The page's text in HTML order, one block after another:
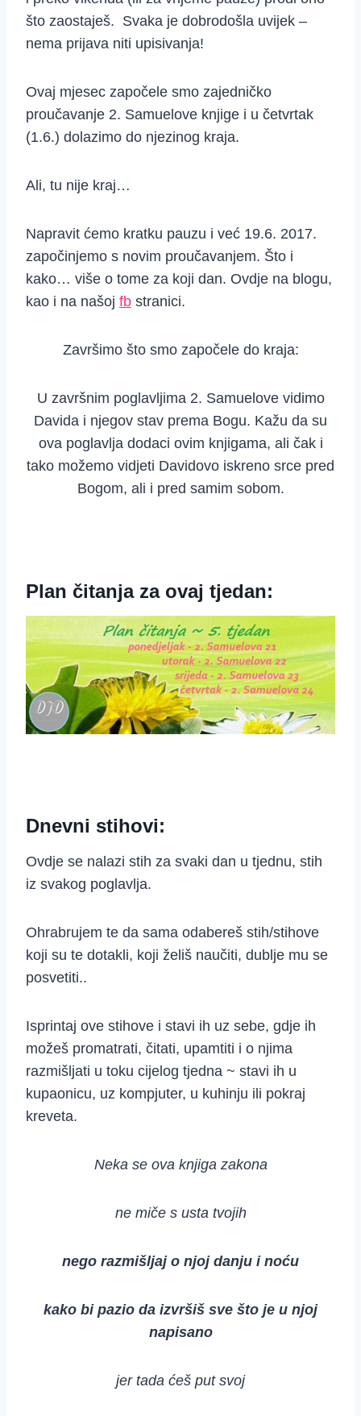
što zaostaješ. Svaka je dobrodošla uvijek –
nema prijava niti upisivanja!
Ovaj mjesec započele smo zajedničko
proučavanje 2. Samuelove knjige i u četvrtak
(1.6.) dolazimo do njezinog kraja.
Ali, tu nije kraj…
Napravit ćemo kratku pauzu i već 19.6. 2017.
započinjemo s novim proučavanjem. Što i
kako… više o tome za koji dan. Ovdje na blogu,
kao i na našoj fb stranici.
Završimo što smo započele do kraja:
U završnim poglavljima 2. Samuelove vidimo
Davida i njegov stav prema Bogu. Kažu da su
ova poglavlja dodaci ovim knjigama, ali čak i
tako možemo vidjeti Davidovo iskreno srce pred
Bogom, ali i pred samim sobom.
Plan čitanja za ovaj tjedan:
Dnevni stihovi:
Ovdje se nalazi stih za svaki dan u tjednu, stih
iz svakog poglavlja.
Ohrabrujem te da sama odabereš stih/stihove
koji su te dotakli, koji želiš naučiti, dublje mu se
posvetiti..
Isprintaj ove stihove i stavi ih uz sebe, gdje ih
možeš promatrati, čitati, upamtiti i o njima
razmišljati u toku cijelog tjedna ~ stavi ih u
kupaonicu, uz kompjuter, u kuhinju ili pokraj
kreveta.
Neka se ova knjiga zakona
ne miče s usta tvojih
nego razmišljaj o njoj danju i noću
kako bi pazio da izvršiš sve što je u njoj
napisano
jer tada ćeš put svoj